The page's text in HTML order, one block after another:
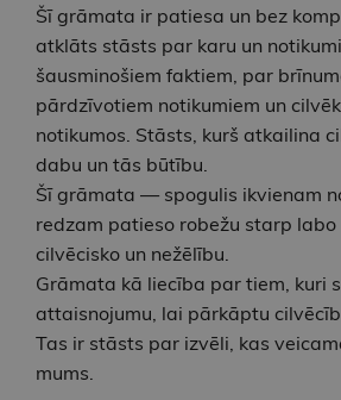
Šī grāmata ir patiesa un bez
atklāts stāsts par karu un
šausminošiem faktiem, par
pārdzīvotiem notikumiem un
notikumos. Stāsts, kurš atkailina
dabu un tās būtību.
Šī grāmata — spogulis ikvienam
redzam patieso robežu starp labo
cilvēcisko un nežēlību.
Grāmata kā liecība par tiem, kuri
attaisnojumu, lai pārkāptu
Tas ir stāsts par izvēli, kas
mums.